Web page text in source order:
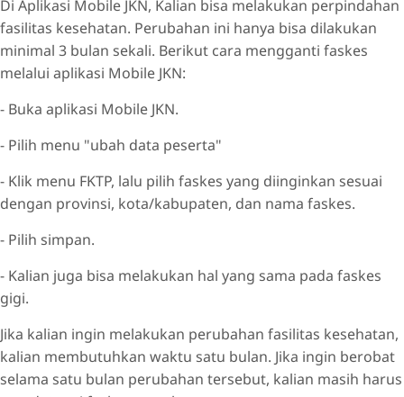
Di Aplikasi Mobile JKN, Kalian bisa melakukan perpindahan
fasilitas kesehatan. Perubahan ini hanya bisa dilakukan
minimal 3 bulan sekali. Berikut cara mengganti faskes
melalui aplikasi Mobile JKN:
- Buka aplikasi Mobile JKN.
- Pilih menu "ubah data peserta"
- Klik menu FKTP, lalu pilih faskes yang diinginkan sesuai
dengan provinsi, kota/kabupaten, dan nama faskes.
- Pilih simpan.
- Kalian juga bisa melakukan hal yang sama pada faskes
gigi.
Jika kalian ingin melakukan perubahan fasilitas kesehatan,
kalian membutuhkan waktu satu bulan. Jika ingin berobat
selama satu bulan perubahan tersebut, kalian masih harus